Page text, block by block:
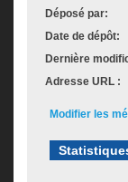
Déposé par:
Date de dépôt:
Dernière
Adresse URL :
Modifier les